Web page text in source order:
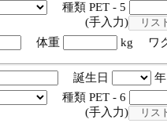
種類 PET - 5
入力)
体重 kg ワ
誕生日
種類 PET - 6
入力)